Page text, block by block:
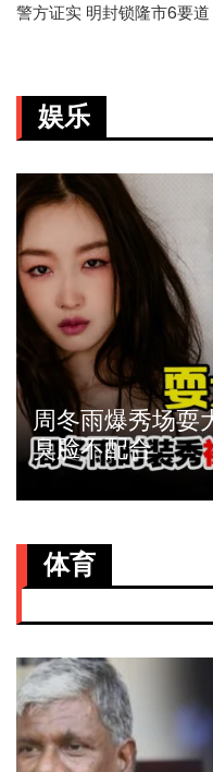
警方证实 明封锁隆市6要
娱乐
周冬雨爆秀场耍
臭脸不配合
体育